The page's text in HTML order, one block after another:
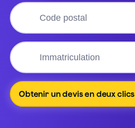
Obtenir un devis en deux clics